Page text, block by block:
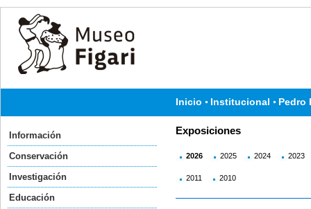
Inicio Institucional Pedro
Información
Conservación
Investigación
Educación
Exposiciones
2026 2025 2024 2023
2011 2010